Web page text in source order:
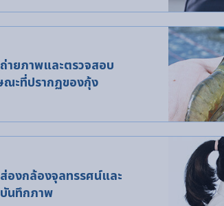
ายภาพและตรวจสอบ
ะที่ปรากฏของกุ้ง
องกล้องจุลทรรศน์และ
นทึกภาพ